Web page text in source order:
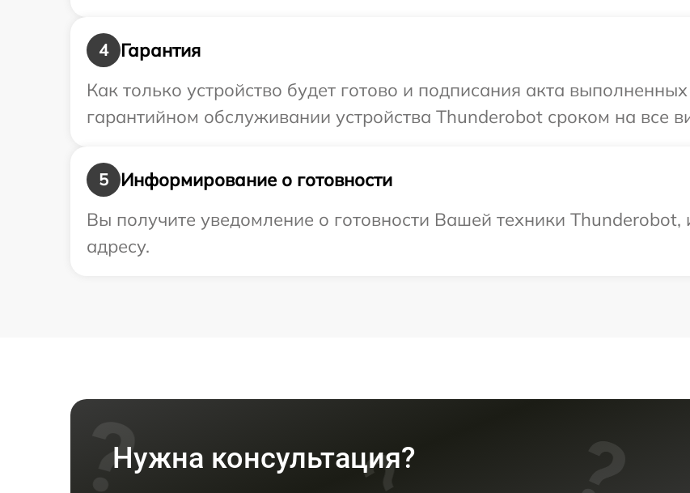
4
Гарантия
Как только устройство будет готово и подписания акта
гарантийном обслуживании устройства Thunderobot сроком на все
5
Информирование о готовности
Вы получите уведомление о готовности Вашей техники Thunderobot,
адресу.
Нужна консультация?